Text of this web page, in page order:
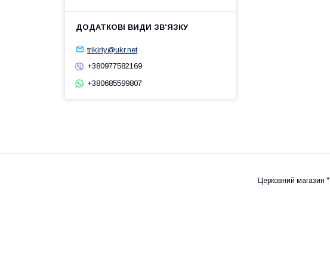
trikiriy@ukr.net
+380977582169
+380685599807